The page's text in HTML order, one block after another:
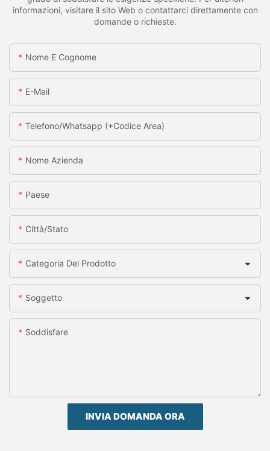
informazioni, visitare il sito Web o contattarci direttamente con
domande o richieste.
Nome E Cognome
E-Mail
Telefono/whatsapp (+codice Area)
Nome Azienda
Paese
Città/stato
Categoria Del Prodotto
Soggetto
Soddisfare
INVIA DOMANDA ORA